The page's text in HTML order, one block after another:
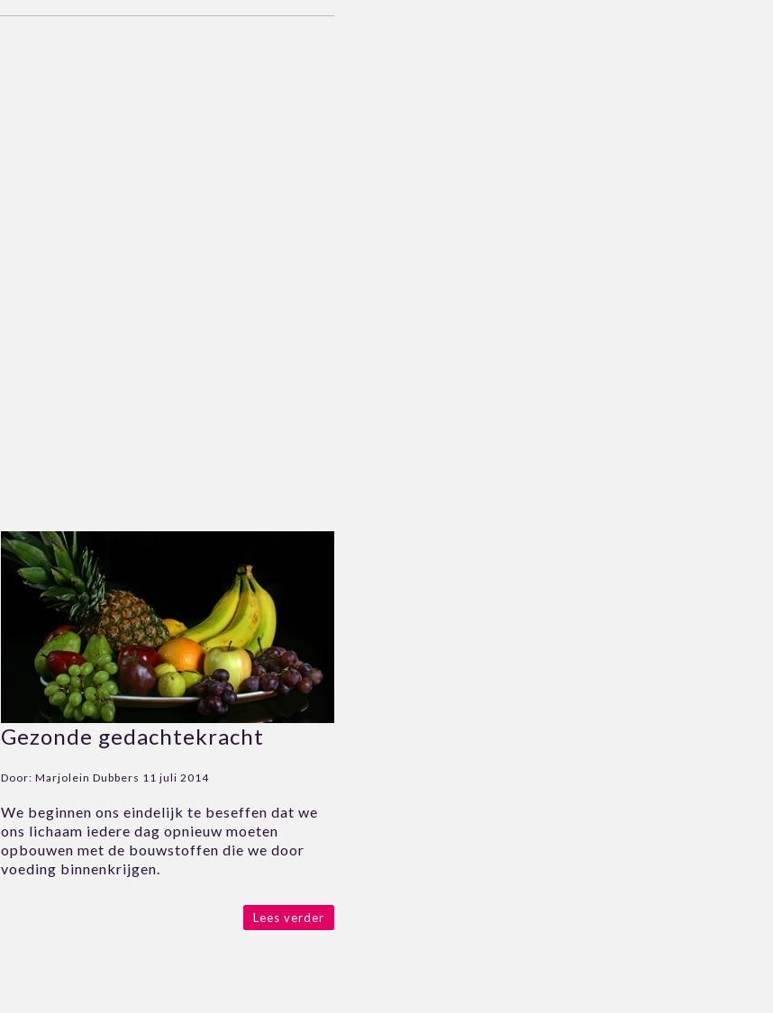
Gezonde gedachtekracht
Door: Marjolein Dubbers 11 juli 2014
We beginnen ons eindelijk te beseffen dat we
ons lichaam iedere dag opnieuw moeten
opbouwen met de bouwstoffen die we door
voeding binnenkrijgen.
Lees verder